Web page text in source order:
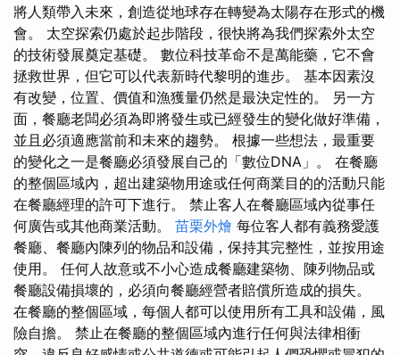
將人類帶入未來，創造從地球存在轉變為太陽存在形式的機
會。 太空探索仍處於起步階段，很快將為我們探索外太空
的技術發展奠定基礎。 數位科技革命不是萬能藥，它不會
拯救世界，但它可以代表新時代黎明的進步。 基本因素沒
有改變，位置、價值和漁獲量仍然是最決定性的。 另一方
面，餐廳老闆必須為即將發生或已經發生的變化做好準備，
並且必須適應當前和未來的趨勢。 根據一些想法，最重要
的變化之一是餐廳必須發展自己的「數位DNA」。 在餐廳
的整個區域內，超出建築物用途或任何商業目的的活動只能
在餐廳經理的許可下進行。 禁止客人在餐廳區域內從事任
何廣告或其他商業活動。 苗栗外燴 每位客人都有義務愛護
餐廳、餐廳內陳列的物品和設備，保持其完整性，並按用途
使用。 任何人故意或不小心造成餐廳建築物、陳列物品或
餐廳設備損壞的，必須向餐廳經營者賠償所造成的損失。
在餐廳的整個區域，每個人都可以使用所有工具和設備，風
險自擔。 禁止在餐廳的整個區域內進行任何與法律相衝